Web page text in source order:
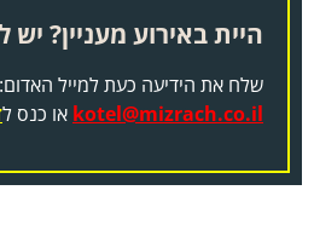
היית באירוע מעניין? יש
שלח את הידיעה כעת למייל האדום:
kotel@mizrach.co.ilאו כנס ל